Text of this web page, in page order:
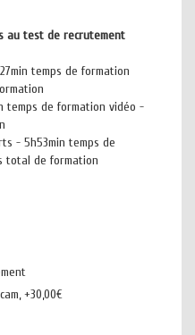
au test de recrutement
temps de formation
temps de formation vidéo -
- 5h53min temps de
total de formation
+30,00€